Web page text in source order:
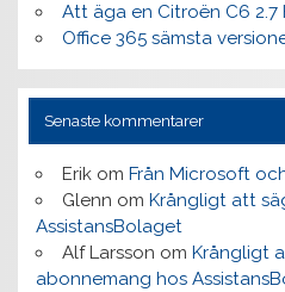
Att äga en Citroën C6 2.7
Office 365 sämsta
Senaste kommentarer
Erikom Från Microsoft
Glenn om Krångligt att
AssistansBolaget
Alf Larsson om Krångligt
abonnemang hos